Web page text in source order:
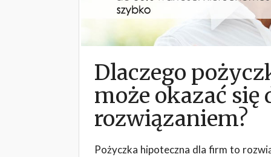
Dlaczego
może okazać się
rozwiązaniem?
Pożyczka hipoteczna dla firm to